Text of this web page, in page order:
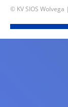
© KV SIOS Wolvega